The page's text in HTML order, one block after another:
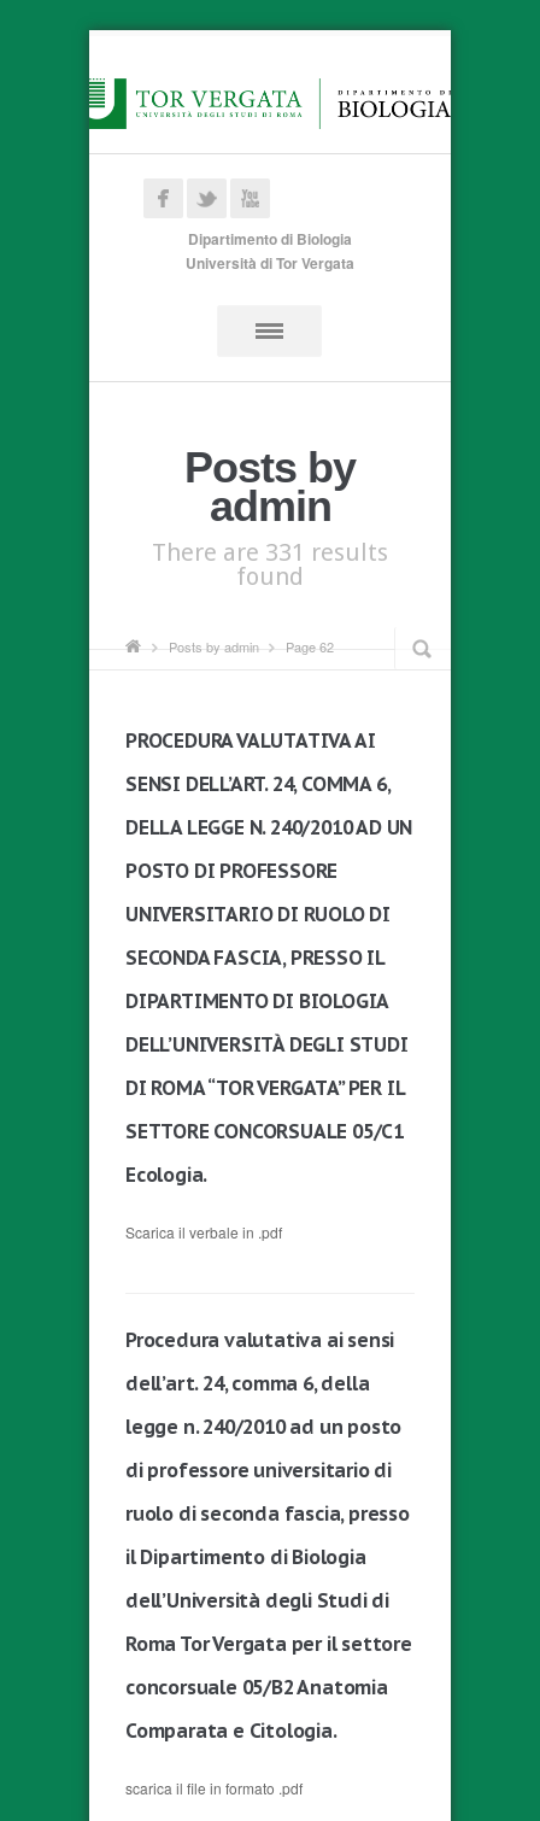
Dipartimento di Biologia
Università di Tor Vergata
Posts by
admin
There are 331 results
found
Posts by admin Page 62
PROCEDURA VALUTATIVA AI
SENSI DELL’ART. 24, COMMA 6,
DELLA LEGGE N. 240/2010 AD UN
POSTO DI PROFESSORE
UNIVERSITARIO DI RUOLO DI
SECONDA FASCIA, PRESSO IL
DIPARTIMENTO DI BIOLOGIA
DELL’UNIVERSITÀ DEGLI STUDI
DI ROMA “TOR VERGATA” PER IL
SETTORE CONCORSUALE 05/C1
Ecologia.
Scarica il verbale in .pdf
Procedura valutativa ai sensi
dell’art. 24, comma 6, della
legge n. 240/2010 ad un posto
di professore universitario di
ruolo di seconda fascia, presso
il Dipartimento di Biologia
dell’Università degli Studi di
Roma Tor Vergata per il settore
concorsuale 05/B2 Anatomia
Comparata e Citologia.
scarica il file in formato .pdf